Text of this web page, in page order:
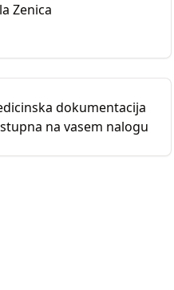
Zenica
dokumentacija
na vasem nalogu